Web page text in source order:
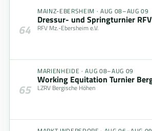
64
MAINZ-EBERSHEIM · AUG 08–AUG 09
RFV Mz.-Ebersheim e.V.
65
MARIENHEIDE ·AUG 08–AUG 09
LZRV Bergische Höhen